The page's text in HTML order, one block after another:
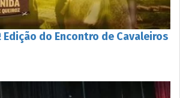
Edição do Encontro de Cavaleiros